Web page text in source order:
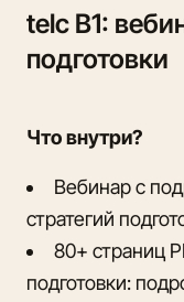
telc B1:
подготовки
Что внутри?
Вебинар с
стратегий
80+ страниц
подготовки: